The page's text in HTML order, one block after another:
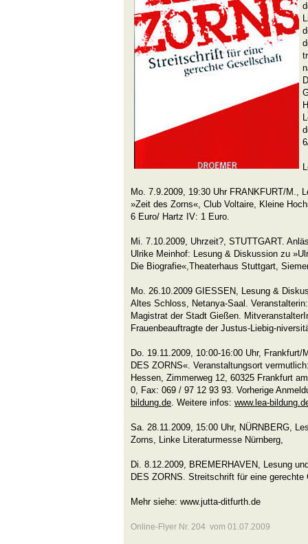
Mo. 7.9.2009, 19:30 Uhr FRANKFURT/M.,
»Zeit des Zorns«, Club Voltaire, Kleine
6 Euro/ Hartz IV: 1 Euro.
Mi. 7.10.2009, Uhrzeit?, STUTTGART.
Ulrike Meinhof: Lesung & Diskussion zu
Die Biografie«,Theaterhaus Stuttgart,
Mo. 26.10.2009 GIESSEN, Lesung &
Altes Schloss, Netanya-Saal.
Magistrat der Stadt Gießen.
Frauenbeauftragte der Justus-Liebig-
Do. 19.11.2009, 10:00-16:00 Uhr,
DES ZORNS«. Veranstaltungsort
Hessen, Zimmerweg 12, 60325 Frankfurt
0, Fax: 069 / 97 12 93 93. Vorherige
bildung.de. Weitere infos: www.lea-
Sa. 28.11.2009, 15:00 Uhr, NÜRNBERG,
Zorns, Linke Literaturmesse Nürnberg,
Di. 8.12.2009, BREMERHAVEN, Lesung
DES ZORNS. Streitschrift für eine gerechte
Mehr siehe: www.jutta-ditfurth.de
Online-Flyer Nr. 204 vom 01.07.2009